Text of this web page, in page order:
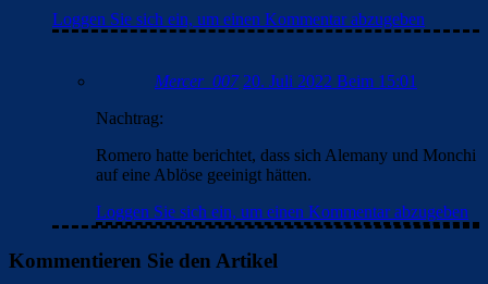
Loggen Sie sich ein, um einen Kommentar abzugeben
Mercer_007 20. Juli 2022 Beim 15:01
Nachtrag:
Romero hatte berichtet, dass sich Alemany und Monchi
auf eine Ablöse geeinigt hätten.
Loggen Sie sich ein, um einen Kommentar abzugeben
Kommentieren Sie den Artikel